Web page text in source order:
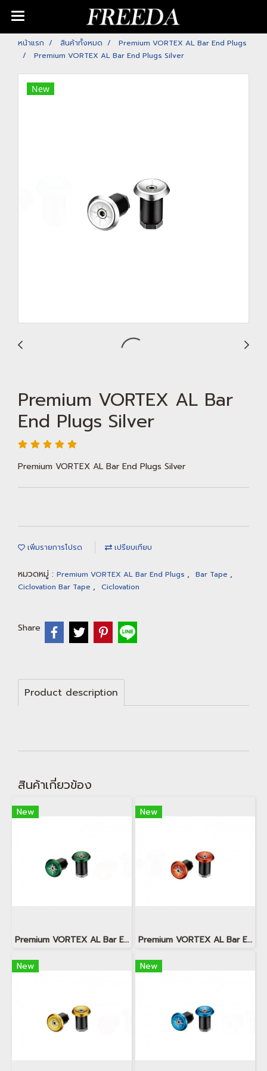
หน้าแรก สินค้าทั้งหมด
Premium VORTEX AL Bar End Plugs
Premium VORTEX AL Bar End Plugs Silver
New
Premium VORTEX AL Bar
End Plugs Silver
Premium VORTEX AL Bar End Plugs Silver
เพิ่มรายการโปรด เปรียบเทียบ
หมวดหมู่ : Premium VORTEX AL Bar End Plugs , Bar Tape ,
Ciclovation Bar Tape , Ciclovation
Share
Product description
สินค้าเกี่ยวข้อง
New
Premium VORTEX AL Bar End Plugs Green
New
Premium VORTEX AL Bar End Plugs Orange
New New